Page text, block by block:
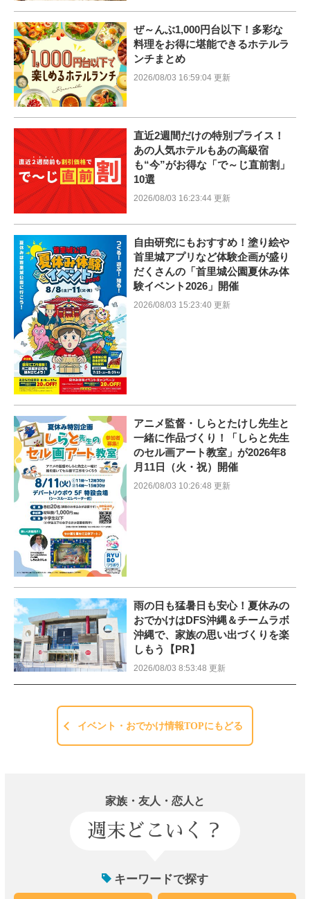
ぜ～んぶ1,000円台以下！多彩な
料理をお得に堪能できるホテルラ
ンチまとめ
2026/08/03 16:59:04 更新
直近2週間だけの特別プライス！
あの人気ホテルもあの高級宿
も“今”がお得な「で～じ直前割」
10選
2026/08/03 16:23:44 更新
自由研究にもおすすめ！塗り絵や
首里城アプリなど体験企画が盛り
だくさんの「首里城公園夏休み体
験イベント2026」開催
2026/08/03 15:23:40 更新
アニメ監督・しらとたけし先生と
一緒に作品づくり！「しらと先生
のセル画アート教室」が2026年8
月11日（火・祝）開催
2026/08/03 10:26:48 更新
雨の日も猛暑日も安心！夏休みの
おでかけはDFS沖縄＆チームラボ
沖縄で、家族の思い出づくりを楽
しもう【PR】
2026/08/03 8:53:48 更新
イベント・おでかけ情報TOPにもどる
家族・友人・恋人と
週末どこいく？
キーワードで探す